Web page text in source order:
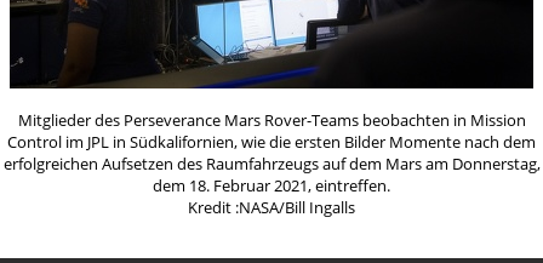
Mitglieder des Perseverance Mars Rover-Teams beobachten in Mission
Control im JPL in Südkalifornien, wie die ersten Bilder Momente nach dem
erfolgreichen Aufsetzen des Raumfahrzeugs auf dem Mars am Donnerstag,
dem 18. Februar 2021, eintreffen.
Kredit :NASA/Bill Ingalls